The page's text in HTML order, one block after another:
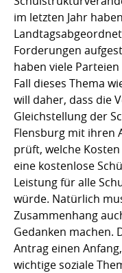
im letzten Jahr
Forderungen
haben viele
Fall dieses Thema
will daher, dass die
Gleichstellung der
Flensburg mit ihren
prüft, welche
eine kostenlose
Leistung für alle
würde. Natürlich
Zusammenhang
Gedanken machen.
Antrag einen
wichtige soziale